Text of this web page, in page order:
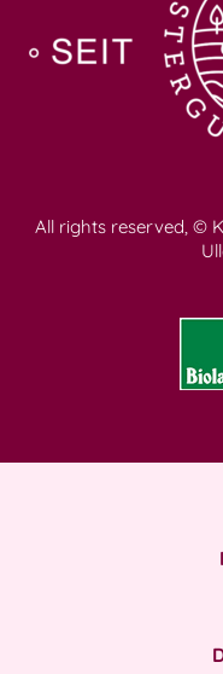
All rights reserved, ©